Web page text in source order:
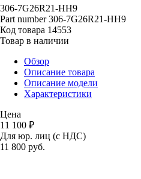
306-7G26R21-HH9
Part number 306-7G26R21-HH9
Код товара 14553
Товар в наличии
Обзор
Описание товара
Описание модели
Характеристики
Цена
11 100 ₽
Для юр. лиц (с НДС)
11 800 руб.